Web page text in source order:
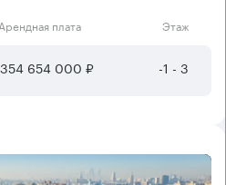
Арендная плата Этаж
354 654 000 ₽ -1 - 3